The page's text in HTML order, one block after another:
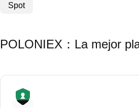
Spot
POLONIEX：La mejor